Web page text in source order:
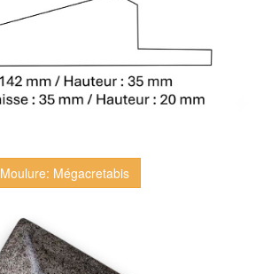
Moulure: Mégacretabis